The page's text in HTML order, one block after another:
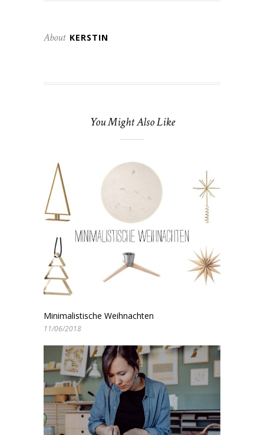
About KERSTIN
You Might Also Like
Minimalistische Weihnachten
11/06/2018